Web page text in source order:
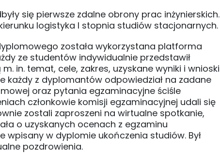
się pierwsze zdalne obrony prac inżynierskich.
logistyka I stopnia studiów stacjonarnych.
została wykorzystana platforma
ze studentów indywidualnie przedstawił
in. temat, cele, zakres, uzyskane wyniki i wnioski
każdy z dyplomantów odpowiedział na zadane
oraz pytania egzaminacyjne ściśle
członkowie komisji egzaminacyjnej udali się
zostali zaproszeni na wirtualne spotkanie,
o uzyskanych ocenach z egzaminu
w dyplomie ukończenia studiów. Był
pozdrowienia.